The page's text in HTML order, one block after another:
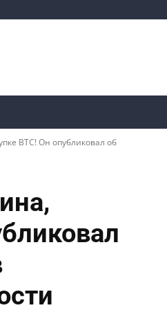
BTC! Он опубликовал об